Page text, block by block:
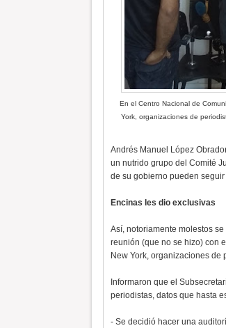
En el Centro Nacional de
York, organizaciones de
Andrés Manuel López
un nutrido grupo del Comité
de su gobierno pueden
Encinas les dio exclusivas
Así, notoriamente molestos
reunión (que no se hizo) con
New York, organizaciones
Informaron que el
periodistas, datos que hasta
- Se decidió hacer una